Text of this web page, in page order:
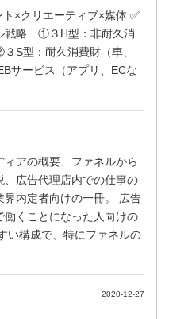
×クリエーティブ×媒体 ✅
戦略…①３H型：非耐久消
S型：耐久消費財（車、
サービス（アプリ、ECな
アの概要、ファネルから
、広告代理店内での仕事の
内定者向けの一冊。 広告
働くことになった人向けの
い構成で、特にファネルの
2020-12-27